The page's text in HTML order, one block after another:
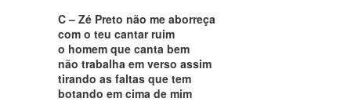
C – Zé Preto não me aborreça
com o teu cantar ruim
o homem que canta bem
não trabalha em verso assim
tirando as faltas que tem
botando em cima de mim